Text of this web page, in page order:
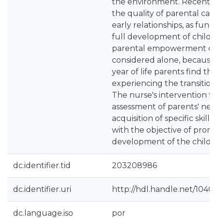
the quality of parental
early relationships, as
full development of
parental empowerment
considered alone,
year of life parents find
experiencing the
The nurse's intervention
assessment of parents'
acquisition of specific
with the objective of
development of the child.
dc.identifier.tid 203208986
dc.identifier.uri http://hdl.handle.net/
dc.language.iso por